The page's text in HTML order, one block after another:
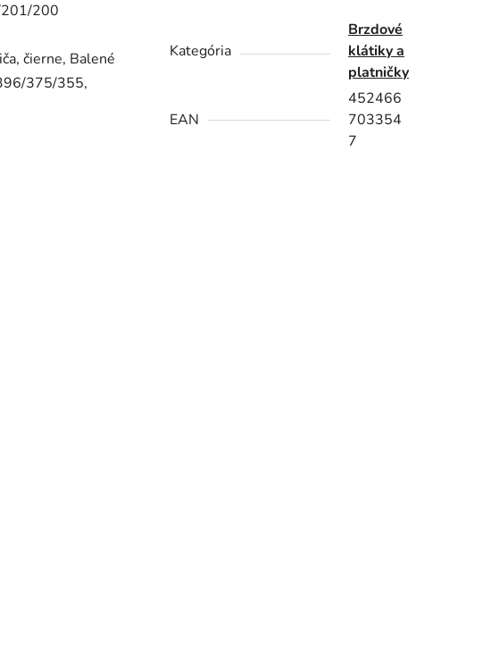
200
čierne, Balené
375/355,
Kategória
Brzdové
klátiky a
platničky
EAN
452466
703354
7